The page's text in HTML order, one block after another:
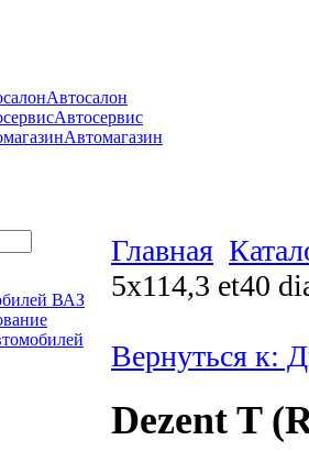
Автосалон
Автосервис
Автомагазин
ВАЗ
Главная
5x114,3 et40
Вернуться к:
Dezent T